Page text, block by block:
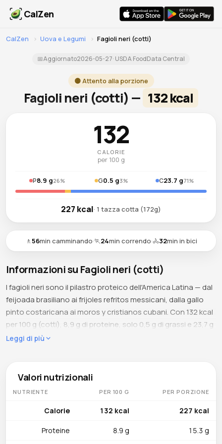
CalZen
CalZen › Uova e Legumi › Fagioli neri (cotti)
📅Aggiornato2026-05-27· USDA FoodData Central
🟡 Attento alla porzione
Fagioli neri (cotti) — 132 kcal
132
CALORIE
per 100 g
P8.9 g26% G0.5 g3% C23.7 g71%
227 kcal· 1 tazza cotta (172g)
🚶56min camminando·🏃24min correndo·🚴32min in bici
Informazioni su Fagioli neri (cotti)
I fagioli neri sono il pilastro proteico dell'America Latina — dal
feijoada brasiliano ai frijoles refritos messicani, dalla gallo
pinto costaricana ai moros y cristianos cubani. Con 132 kcal
per 100 g (cotti), 8,9 g di proteine, solo 0,5 g di grassi e 23,7 g
di carboidrati con ben 8,7 g di fibre, i fagioli neri offrono la più
mirtilli — rendendo i fagioli neri una potenza nutrizionale che
Il folato (149 mcg, 37 % DV) è essenziale per la sintesi del
Leggi di più
Valori nutrizionali
NUTRIENTE PER 100 G PER PORZIONE
Calorie 132 kcal 227 kcal
Proteine 8.9 g 15.3 g